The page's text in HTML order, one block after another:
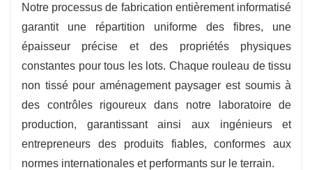
Notre processus de fabrication entièrement informatisé
garantit une répartition uniforme des fibres, une
épaisseur précise et des propriétés physiques
constantes pour tous les lots. Chaque rouleau de tissu
non tissé pour aménagement paysager est soumis à
des contrôles rigoureux dans notre laboratoire de
production, garantissant ainsi aux ingénieurs et
entrepreneurs des produits fiables, conformes aux
normes internationales et performants sur le terrain.